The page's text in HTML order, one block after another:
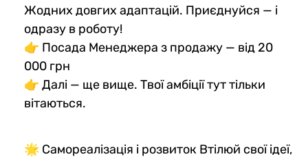
Жодних довгих адаптацій. Приєднуйся — і
одразу в роботу!
👉 Посада Менеджера з продажу — від 20
000 грн
👉 Далі — ще вище. Твої амбіції тут тільки
вітаються.
🌟 Самореалізація і розвиток Втілюй свої ідеї,